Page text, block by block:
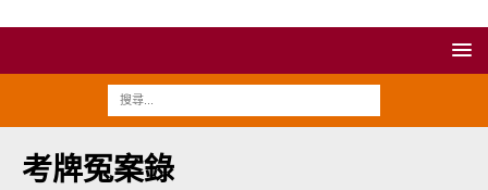
考牌冤案錄